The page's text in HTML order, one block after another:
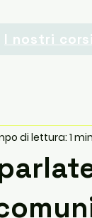
I nostri corsi
di lettura: 1 min